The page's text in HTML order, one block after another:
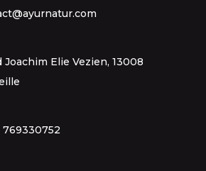
Joachim Elie Vezien, 13008
769330752